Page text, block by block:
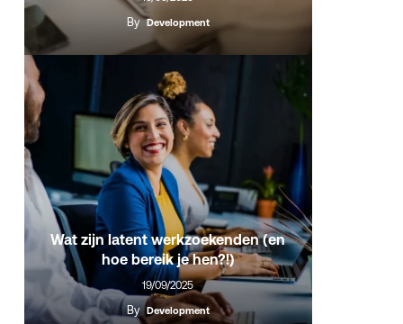
By Development
Wat zijn latent werkzoekenden (en
hoe bereik je hen?!)
19/09/2025
By Development